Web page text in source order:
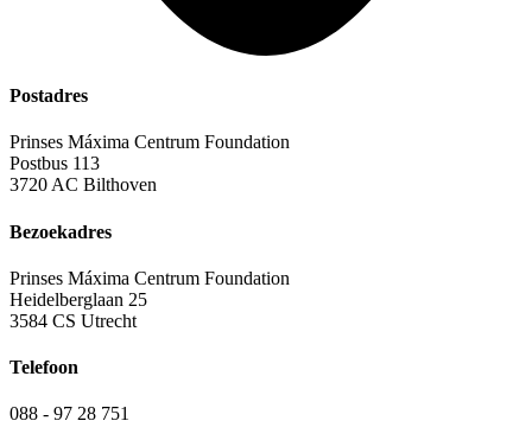
Postadres
Prinses Máxima Centrum Foundation
Postbus 113
3720 AC Bilthoven
Bezoekadres
Prinses Máxima Centrum Foundation
Heidelberglaan 25
3584 CS Utrecht
Telefoon
088 - 97 28 751